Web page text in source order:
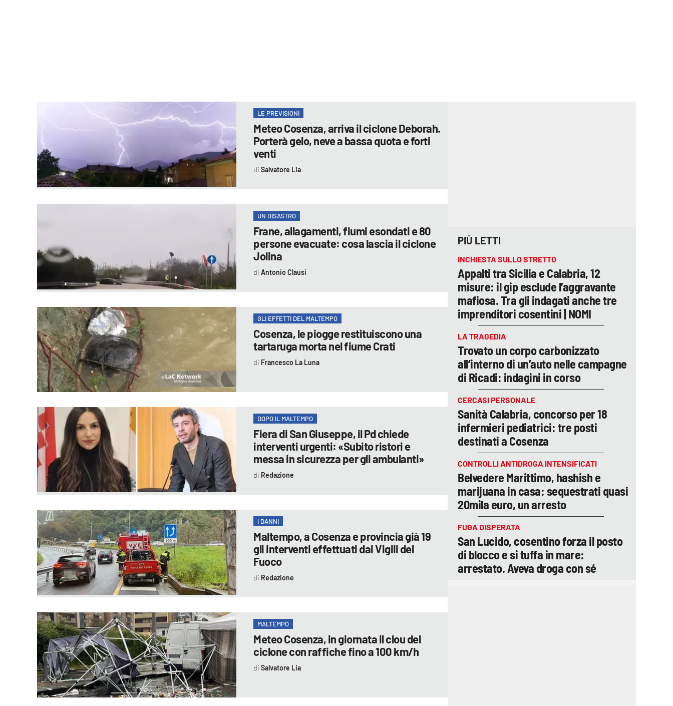
cosenzachannel.it
ilvibonese.it
Vai
LE PREVISIONI
Meteo Cosenza, arriva il ciclone Deborah.
Porterà gelo, neve a bassa quota e forti
venti
Salvatore Lia
UN DISASTRO
Frane, allagamenti, fiumi esondati e 80
persone evacuate: cosa lascia il ciclone
Jolina
Antonio Clausi
GLI EFFETTI DEL MALTEMPO
Cosenza, le piogge restituiscono una
tartaruga morta nel fiume Crati
Francesco La Luna
DOPO IL MALTEMPO
Fiera di San Giuseppe, il Pd chiede
interventi urgenti: «Subito ristori e
messa in sicurezza per gli ambulanti»
Redazione
I DANNI
Maltempo, a Cosenza e provincia già 19
gli interventi effettuati dai Vigili del
Fuoco
Redazione
MALTEMPO
Meteo Cosenza, in giornata il clou del
ciclone con raffiche fino a 100 km/h
Salvatore Lia
PIÙ LETTI
INCHIESTA SULLO STRETTO
Appalti tra Sicilia e Calabria, 12
misure: il gip esclude l’aggravante
mafiosa. Tra gli indagati anche tre
imprenditori cosentini | NOMI
LA TRAGEDIA
Trovato un corpo carbonizzato
all’interno di un’auto nelle campagne
di Ricadi: indagini in corso
CERCASI PERSONALE
Sanità Calabria, concorso per 18
infermieri pediatrici: tre posti
destinati a Cosenza
CONTROLLI ANTIDROGA INTENSIFICATI
Belvedere Marittimo, hashish e
marijuana in casa: sequestrati quasi
20mila euro, un arresto
FUGA DISPERATA
San Lucido, cosentino forza il posto
di blocco e si tuffa in mare:
arrestato. Aveva droga con sé